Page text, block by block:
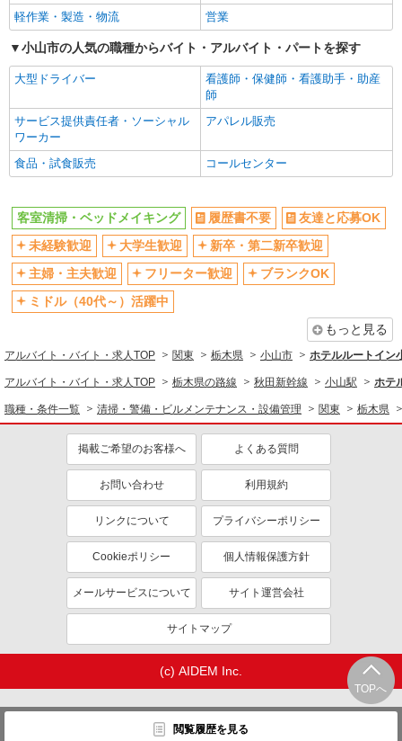
週1日勤務OK
平日のみ勤務OK
土日祝のみ勤務OK
朝
昼
車通勤OK
扶養内勤務OK
副業・WワークOK
交通費支給
社会保険あり
制服貸与
資格取得支援制度あり
清掃・警備・ビルメンテナンス・設備管理
同じ特徴から求人を探す
未経験歓迎
大学生歓迎
ミドル（40代～）活躍中
副業・WワークOK
交通費支給
社会保険あり
軽作業・製造・物流
営業
小山市の人気の職種からバイト・アルバイト・パートを探す
大型ドライバー
看護師・保健師・看護助手・助産
師
サービス提供責任者・ソーシャル
ワーカー
アパレル販売
食品・試食販売 コールセンター
TOPへ
閲覧履歴を見る
客室清掃・ベッドメイキング 履歴書不要
友達と応募OK
未経験歓迎
大学生歓迎
新卒・第二新卒歓迎
主婦・主夫歓迎
フリーター歓迎
ブランクOK
ミドル（40代～）活躍中
もっと見る
アルバイト・バイト・求人TOP 関東 栃木県 小山市 ホテルルートイン
アルバイト・バイト・求人TOP 栃木県の路線 秋田新幹線 小山駅 ホテ
職種・条件一覧 清掃・警備・ビルメンテナンス・設備管理 関東 栃木県
掲載ご希望のお客様へ よくある質問
お問い合わせ 利用規約
リンクについて プライバシーポリシー
Cookieポリシー 個人情報保護方針
メールサービスについて サイト運営会社
サイトマップ
(c) AIDEM Inc.